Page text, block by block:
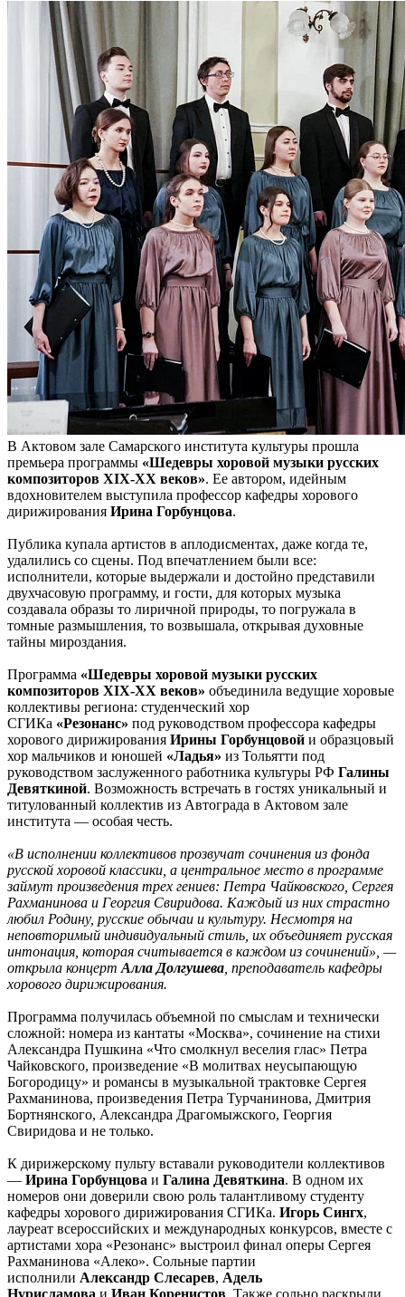
В Актовом зале Самарского института культуры прошла
премьера программы «Шедевры хоровой музыки русских
композиторов XIX-XX веков». Ее автором, идейным
вдохновителем выступила профессор кафедры хорового
дирижирования Ирина Горбунцова.
Публика купала артистов в аплодисментах, даже когда те,
удалились со сцены. Под впечатлением были все:
исполнители, которые выдержали и достойно представили
двухчасовую программу, и гости, для которых музыка
создавала образы то лиричной природы, то погружала в
томные размышления, то возвышала, открывая духовные
тайны мироздания.
Программа «Шедевры хоровой музыки русских
композиторов XIX-XX веков» объединила ведущие хоровые
коллективы региона: студенческий хор
СГИКа «Резонанс» под руководством профессора кафедры
хорового дирижирования Ирины Горбунцовой и образцовый
хор мальчиков и юношей «Ладья» из Тольятти под
руководством заслуженного работника культуры РФ Галины
Девяткиной. Возможность встречать в гостях уникальный и
титулованный коллектив из Автограда в Актовом зале
института — особая честь.
«В исполнении коллективов прозвучат сочинения из фонда
русской хоровой классики, а центральное место в программе
займут произведения трех гениев: Петра Чайковского, Сергея
Рахманинова и Георгия Свиридова. Каждый из них страстно
любил Родину, русские обычаи и культуру. Несмотря на
неповторимый индивидуальный стиль, их объединяет русская
интонация, которая считывается в каждом из сочинений», —
открыла концерт Алла Долгушева , преподаватель кафедры
хорового дирижирования.
Программа получилась объемной по смыслам и технически
сложной: номера из кантаты «Москва», сочинение на стихи
Александра Пушкина «Что смолкнул веселия глас» Петра
Чайковского, произведение «В молитвах неусыпающую
Богородицу» и романсы в музыкальной трактовке Сергея
Рахманинова, произведения Петра Турчанинова, Дмитрия
Бортнянского, Александра Драгомыжского, Георгия
Свиридова и не только.
К дирижерскому пульту вставали руководители коллективов
— Ирина Горбунцова и Галина Девяткина. В одном их
номеров они доверили свою роль талантливому студенту
кафедры хорового дирижирования СГИКа. Игорь Сингх,
лауреат всероссийских и международных конкурсов, вместе с
артистами хора «Резонанс» выстроил финал оперы Сергея
Рахманинова «Алеко». Сольные партии
исполнили Александр Слесарев, Адель
Нурисламова и Иван Коренистов . Также сольно раскрыли